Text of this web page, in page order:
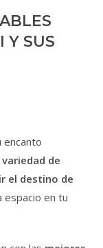
Y SUS
encanto
de
el destino de
espacio en tu